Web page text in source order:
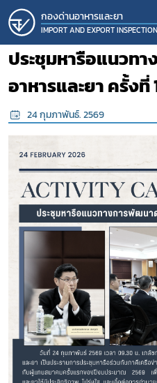
กองด่านอาหารและยา
IMPORT AND EXPORT
ประชุมหารือแนวท
อาหารและยา ครั้งที่
24 กุมภาพันธ์. 2569